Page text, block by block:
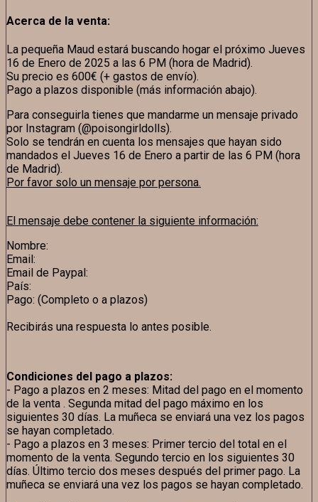
Acerca de la venta:
La pequeña Maud estará buscando hogar el próximo Jueves
16 de Enero de 2025 a las 6 PM (hora de Madrid).
Su precio es 600€ (+ gastos de envío).
Pago a plazos disponible (más información abajo).
Para conseguirla tienes que mandarme un mensaje privado
por Instagram (@poisongirldolls).
Solo se tendrán en cuenta los mensajes que hayan sido
mandados el Jueves 16 de Enero a partir de las 6 PM (hora
de Madrid).
Por favor solo un mensaje por persona.
El mensaje debe contener la siguiente información:
Nombre:
Email:
Email de Paypal:
País:
Pago: (Completo o a plazos)
Recibirás una respuesta lo antes posible.
Condiciones del pago a plazos:
- Pago a plazos en 2 meses: Mitad del pago en el momento
de la venta . Segunda mitad del pago máximo en los
siguientes 30 días. La muñeca se enviará una vez los pagos
se hayan completado.
- Pago a plazos en 3 meses: Primer tercio del total en el
momento de la venta. Segundo tercio en los siguientes 30
días. Último tercio dos meses después del primer pago. La
muñeca se enviará una vez los pagos se hayan completado.